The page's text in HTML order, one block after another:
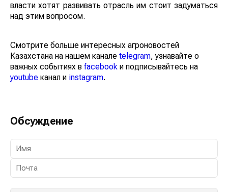
власти хотят развивать отрасль им стоит задуматься
над этим вопросом.
Смотрите больше интересных агроновостей
Казахстана на нашем канале telegram, узнавайте о
важных событиях в facebook и подписывайтесь на
youtube канал и instagram.
Обсуждение